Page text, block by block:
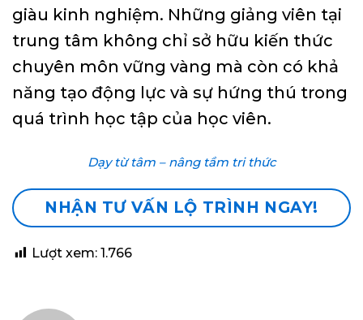
giàu kinh nghiệm. Những giảng viên tại
trung tâm không chỉ sở hữu kiến thức
chuyên môn vững vàng mà còn có khả
năng tạo động lực và sự hứng thú trong
quá trình học tập của học viên.
Dạy từ tâm – nâng tầm tri thức
NHẬN TƯ VẤN LỘ TRÌNH NGAY!
Lượt xem: 1.766